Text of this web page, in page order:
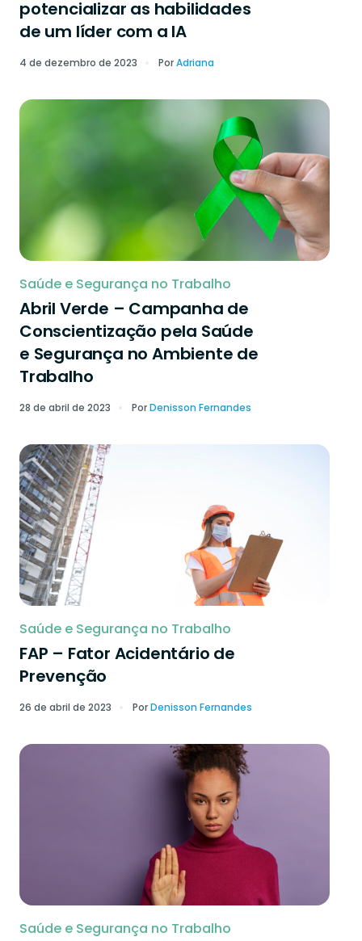
potencializar as habilidades
de um líder com a IA
4 de dezembro de 2023 PorAdriana
Saúde e Segurança no Trabalho
Abril Verde – Campanha de
Conscientização pela Saúde
e Segurança no Ambiente de
Trabalho
28 de abril de 2023 PorDenisson Fernandes
Saúde e Segurança no Trabalho
FAP – Fator Acidentário de
Prevenção
26 de abril de 2023 PorDenisson Fernandes
Saúde e Segurança no Trabalho